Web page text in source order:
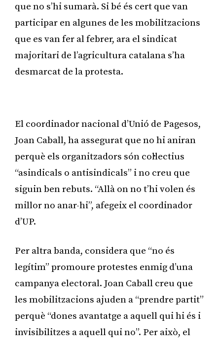
que no s’hi sumarà. Si bé és cert que van
participar en algunes de les mobilitzacions
que es van fer al febrer, ara el sindicat
majoritari de l’agricultura catalana s’ha
desmarcat de la protesta.
El coordinador nacional d’Unió de Pagesos,
Joan Caball, ha assegurat que no hi aniran
perquè els organitzadors són col·lectius
“asindicals o antisindicals” i no creu que
siguin ben rebuts. “Allà on no t’hi volen és
millor no anar-hi”, afegeix el coordinador
d’UP.
Per altra banda, considera que “no és
legítim” promoure protestes enmig d’una
campanya electoral. Joan Caball creu que
les mobilitzacions ajuden a “prendre partit”
perquè “dones avantatge a aquell qui hi és i
invisibilitzes a aquell qui no”. Per això, el